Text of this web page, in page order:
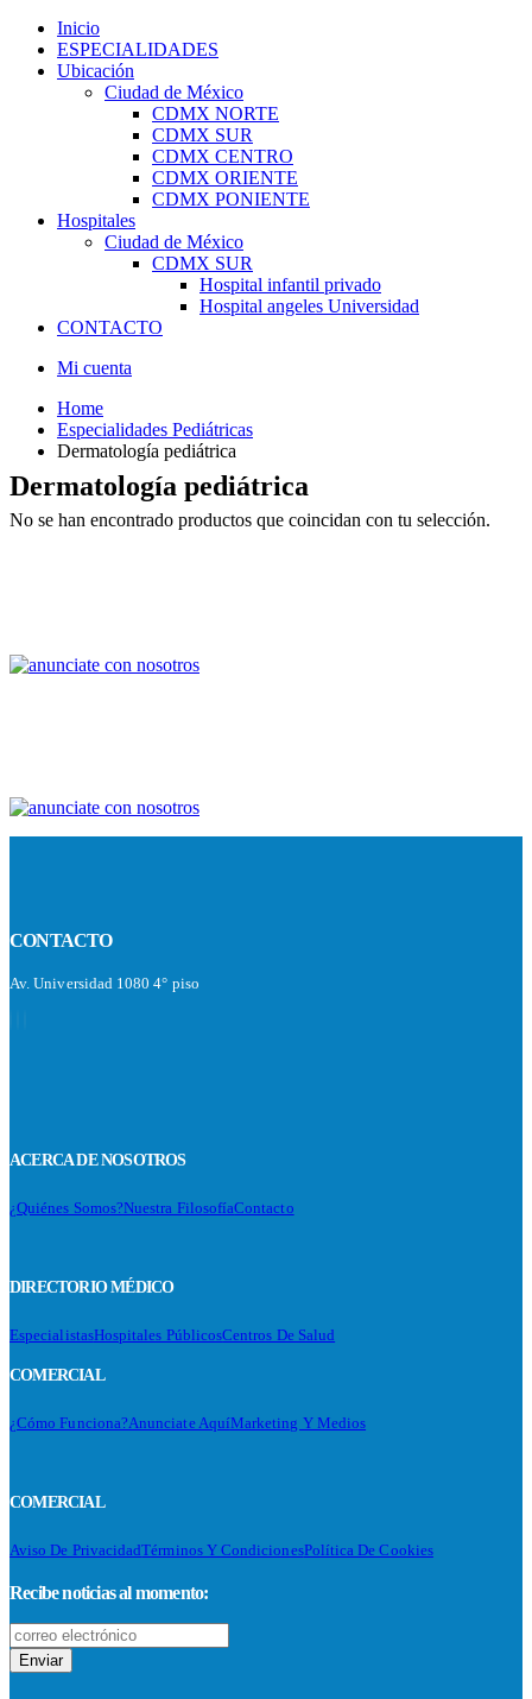
Inicio
ESPECIALIDADES
Ubicación
Ciudad de México
CDMX NORTE
CDMX SUR
CDMX CENTRO
CDMX ORIENTE
CDMX PONIENTE
Hospitales
Ciudad de México
CDMX SUR
Hospital infantil privado
Hospital angeles Universidad
CONTACTO
Mi cuenta
Home
Especialidades Pediátricas
Dermatología pediátrica
Dermatología pediátrica
No se han encontrado productos que coincidan con tu selección.
CONTACTO
Av. Universidad 1080 4° piso
ACERCA DE NOSOTROS
¿Quiénes Somos?Nuestra FilosofíaContacto
DIRECTORIO MÉDICO
EspecialistasHospitales PúblicosCentros De Salud
COMERCIAL
¿Cómo Funciona?Anunciate AquíMarketing Y Medios
COMERCIAL
Aviso De PrivacidadTérminos Y CondicionesPolítica De Cookies
Recibe noticias al momento:
Enviar